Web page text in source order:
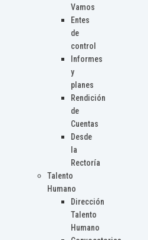
Vamos
Entes
de
control
Informes
y
planes
Rendición
de
Cuentas
Desde
la
Rectoría
Talento
Humano
Dirección
Talento
Humano